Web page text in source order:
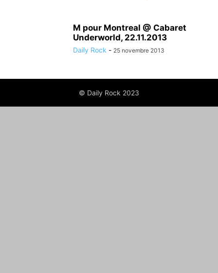
M pour Montreal @ Cabaret
Underworld, 22.11.2013
Daily Rock - 25 novembre 2013
© Daily Rock 2023